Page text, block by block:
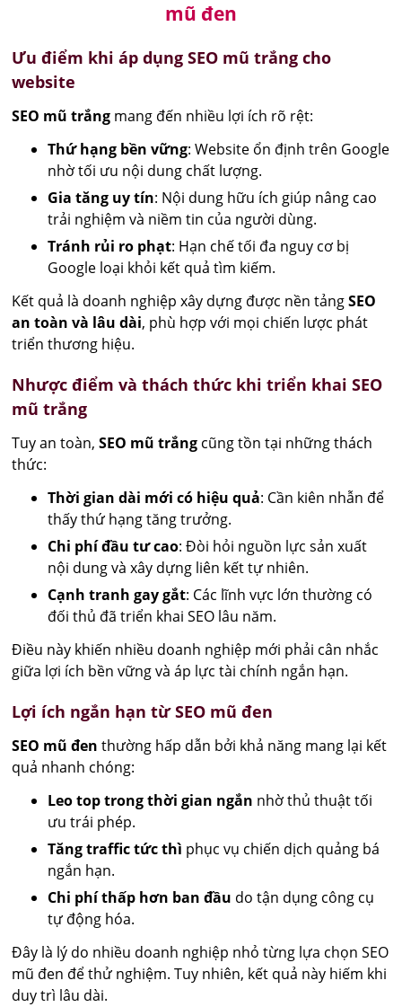
mũ đen
Ưu điểm khi áp dụng SEO mũ trắng cho
website
SEO mũ trắng mang đến nhiều lợi ích rõ rệt:
Thứ hạng bền vững: Website ổn định trên Google
nhờ tối ưu nội dung chất lượng.
Gia tăng uy tín: Nội dung hữu ích giúp nâng cao
trải nghiệm và niềm tin của người dùng.
Tránh rủi ro phạt: Hạn chế tối đa nguy cơ bị
Google loại khỏi kết quả tìm kiếm.
Kết quả là doanh nghiệp xây dựng được nền tảngSEO
an toàn và lâu dài, phù hợp với mọi chiến lược phát
triển thương hiệu.
Nhược điểm và thách thức khi triển khai SEO
mũ trắng
Tuy an toàn,SEO mũ trắng cũng tồn tại những thách
thức:
Thời gian dài mới có hiệu quả: Cần kiên nhẫn để
thấy thứ hạng tăng trưởng.
Chi phí đầu tư cao: Đòi hỏi nguồn lực sản xuất
nội dung và xây dựng liên kết tự nhiên.
Cạnh tranh gay gắt: Các lĩnh vực lớn thường có
đối thủ đã triển khai SEO lâu năm.
Điều này khiến nhiều doanh nghiệp mới phải cân nhắc
giữa lợi ích bền vững và áp lực tài chính ngắn hạn.
Lợi ích ngắn hạn từ SEO mũ đen
SEO mũ đen thường hấp dẫn bởi khả năng mang lại kết
quả nhanh chóng:
Leo top trong thời gian ngắn nhờ thủ thuật tối
ưu trái phép.
Tăng traffic tức thì phục vụ chiến dịch quảng bá
ngắn hạn.
Chi phí thấp hơn ban đầu do tận dụng công cụ
tự động hóa.
Đây là lý do nhiều doanh nghiệp nhỏ từng lựa chọn SEO
mũ đen để thử nghiệm. Tuy nhiên, kết quả này hiếm khi
duy trì lâu dài.